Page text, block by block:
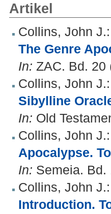
Artikel
Collins, John J.:
The Genre
In: ZAC. Bd. 20
Collins, John J.:
Sibylline
In: Old
Collins, John J.:
Apocalypse.
In: Semeia. Bd.
Collins, John J.:
Introduction.